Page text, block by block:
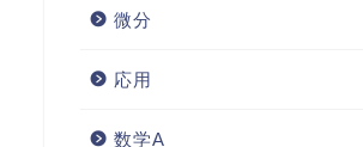
微分
応用
数学A